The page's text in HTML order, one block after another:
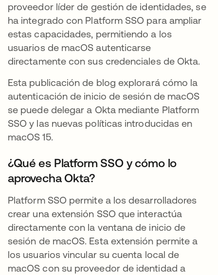
proveedor líder de gestión de identidades, se
ha integrado con Platform SSO para ampliar
estas capacidades, permitiendo a los
usuarios de macOS autenticarse
directamente con sus credenciales de Okta.
Esta publicación de blog explorará cómo la
autenticación de inicio de sesión de macOS
se puede delegar a Okta mediante Platform
SSO y las nuevas políticas introducidas en
macOS 15.
¿Qué es Platform SSO y cómo lo
aprovecha Okta?
Platform SSO permite a los desarrolladores
crear una extensión SSO que interactúa
directamente con la ventana de inicio de
sesión de macOS. Esta extensión permite a
los usuarios vincular su cuenta local de
macOS con su proveedor de identidad a